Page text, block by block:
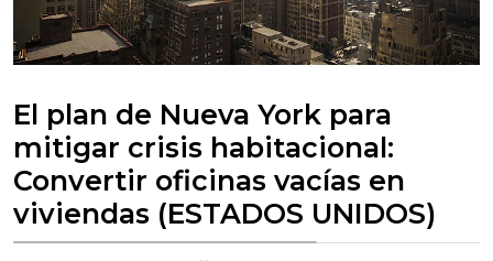
El plan de Nueva York para
mitigar crisis habitacional:
Convertir oficinas vacías en
viviendas (ESTADOS UNIDOS)